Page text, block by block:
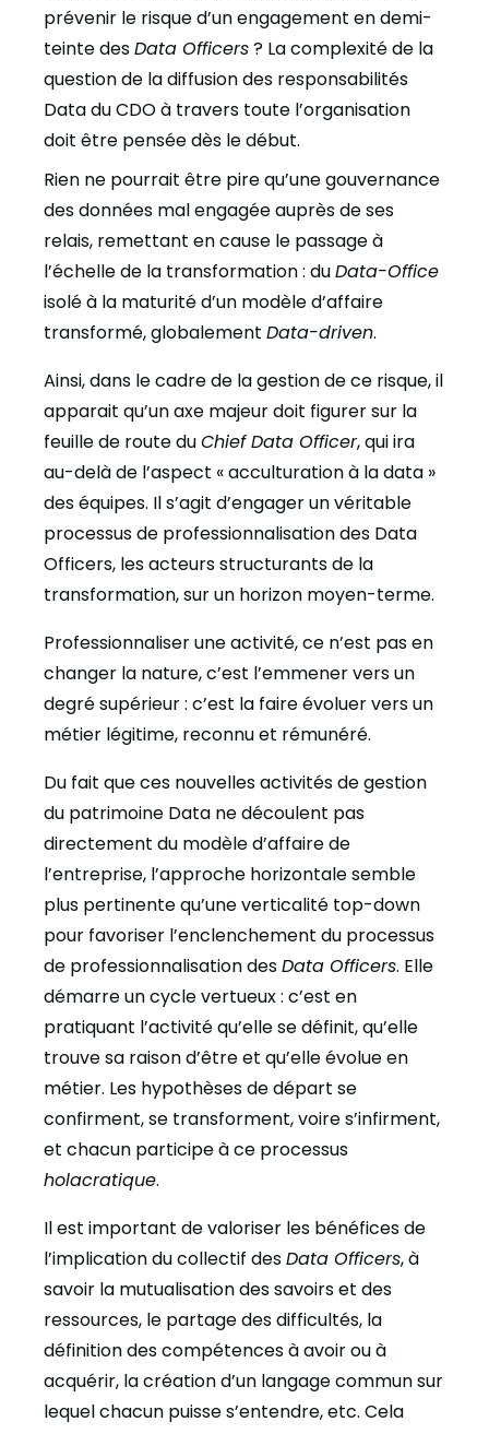
prévenir le risque d’un engagement en demi-
teinte desData Officers? La complexité de la
question de la diffusion des responsabilités
Data du CDO à travers toute l’organisation
doit être pensée dès le début.
Rien ne pourrait être pire qu’une gouvernance
des données mal engagée auprès de ses
relais, remettant en cause le passage à
l’échelle de la transformation : duData-Office
isolé à la maturité d’un modèle d’affaire
transformé, globalement Data-driven.
Ainsi, dans le cadre de la gestion de ce risque, il
apparait qu’un axe majeur doit figurer sur la
feuille de route duChief Data Officer, qui ira
au-delà de l’aspect « acculturation à la data »
des équipes. Il s’agit d’engager un véritable
processus de professionnalisation des Data
Officers, les acteurs structurants de la
transformation, sur un horizon moyen-terme.
Professionnaliser une activité, ce n’est pas en
changer la nature, c’est l’emmener vers un
degré supérieur : c’est la faire évoluer vers un
métier légitime, reconnu et rémunéré.
Du fait que ces nouvelles activités de gestion
du patrimoine Data ne découlent pas
directement du modèle d’affaire de
l’entreprise, l’approche horizontale semble
plus pertinente qu’une verticalité top-down
pour favoriser l’enclenchement du processus
de professionnalisation desData Officers. Elle
démarre un cycle vertueux : c’est en
pratiquant l’activité qu’elle se définit, qu’elle
trouve sa raison d’être et qu’elle évolue en
métier. Les hypothèses de départ se
confirment, se transforment, voire s’infirment,
et chacun participe à ce processus
holacratique.
Il est important de valoriser les bénéfices de
l’implication du collectif desData Officers, à
savoir la mutualisation des savoirs et des
ressources, le partage des difficultés, la
définition des compétences à avoir ou à
acquérir, la création d’un langage commun sur
lequel chacun puisse s’entendre, etc. Cela